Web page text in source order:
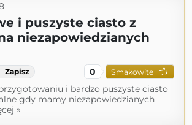
i puszyste ciasto z
niezapowiedzianych
Zapisz 0 Smakowite
i bardzo puszyste ciasto
gdy mamy niezapowiedzianych
»